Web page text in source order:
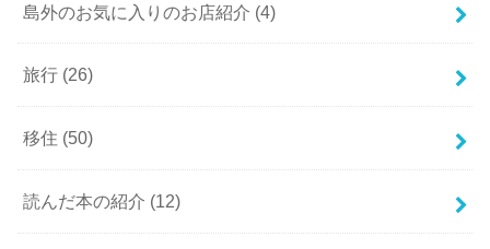
島外のお気に入りのお店紹介 (4)
旅行 (26)
移住 (50)
読んだ本の紹介 (12)